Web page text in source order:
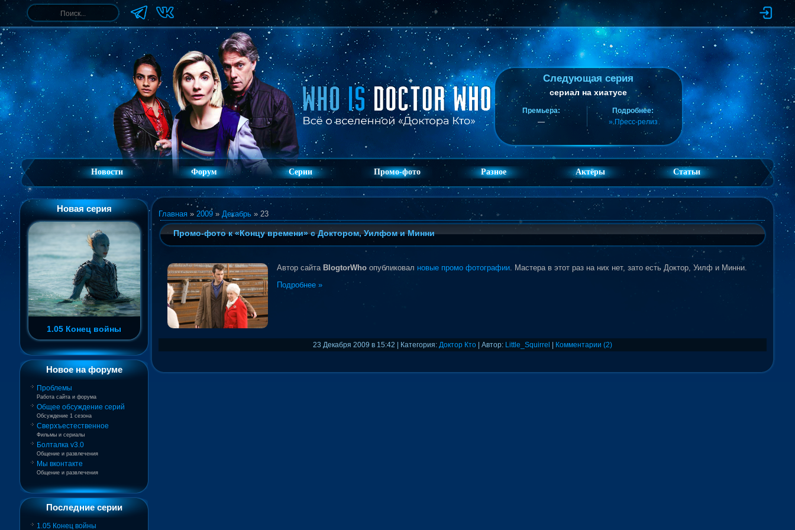
Следующая серия
сериал на хиатусе
Премьера:
—
Подробнее:
» Пресс-релиз
Новости Форум Серии Промо-фото Разное Актёры Статьи
Новая серия
1.05 Конец войны
Новое на форуме
Проблемы
Работа сайта и форума
Общее обсуждение серий
Обсуждение 1 сезона
Сверхъестественное
Фильмы и сериалы
Болталка v3.0
Общение и развлечения
Мы вконтакте
Общение и развлечения
Последние серии
1.05 Конец войны
Главная » 2009 » Декабрь » 23
Промо-фото к «Концу времени» с Доктором, Уилфом и Минни
Автор сайта BlogtorWho опубликовал новые промо фотографии. Мастера в этот раз на них нет, зато есть Доктор, Уилф и Минни.
Подробнее »
23 Декабря 2009 в 15:42 | Категория: Доктор Кто | Автор: Little_Squirrel Комментарии (2)